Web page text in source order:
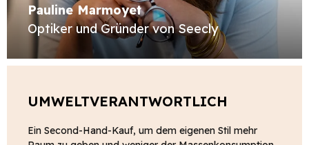
Pauline Marmoyet
Optiker und Gründer von Seecly
UMWELTVERANTWORTLICH
Ein Second-Hand-Kauf, um dem eigenen Stil mehr